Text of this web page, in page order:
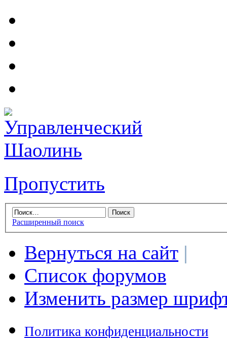
Пропустить
Расширенный поиск
Вернуться на сайт |
Список форумов
Изменить размер
Политика конфиденциальности